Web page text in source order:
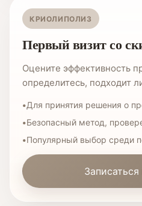
КРИОЛИПОЛИЗ
Первый визит со
Оцените эффективность
определитесь, подходит
Для принятия решения о
Безопасный метод,
Популярный выбор среди